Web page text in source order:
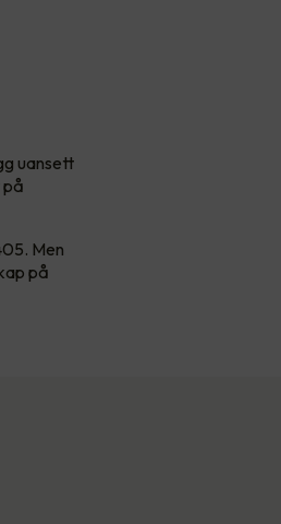
uansett
på
Men
på